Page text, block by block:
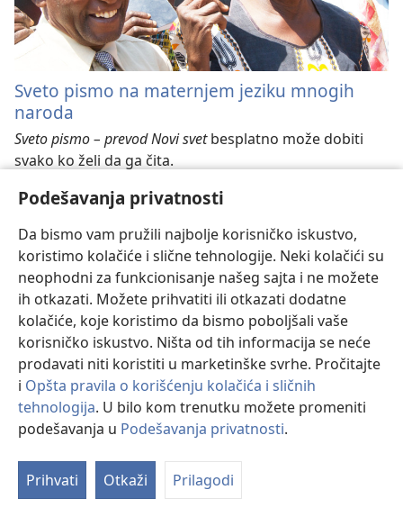
Podešavanja privatnosti
Da bismo vam pružili najbolje korisničko iskustvo,
koristimo kolačiće i slične tehnologije. Neki kolačići su
neophodni za funkcionisanje našeg sajta i ne možete
ih otkazati. Možete prihvatiti ili otkazati dodatne
kolačiće, koje koristimo da bismo poboljšali vaše
korisničko iskustvo. Ništa od tih informacija se neće
prodavati niti koristiti u marketinške svrhe. Pročitajte
i Opšta pravila o korišćenju kolačića i sličnih
tehnologija. U bilo kom trenutku možete promeniti
podešavanja u Podešavanja privatnosti.
Prihvati Otkaži Prilagodi
Sveto pismo na maternjem jeziku mnogih
naroda
Sveto pismo – prevod Novi svetbesplatno može dobiti
svako ko želi da ga čita.
Štampanje Biblija
Pogledajte kako naša štamparija u Japanu zadovoljava